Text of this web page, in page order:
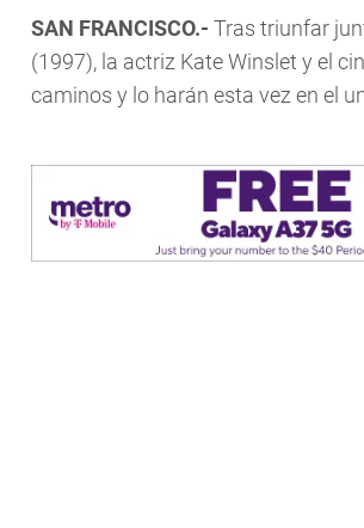
SAN FRANCISCO.- Tras triunfar
(1997), la actriz Kate Winslet y el
caminos y lo harán esta vez en el